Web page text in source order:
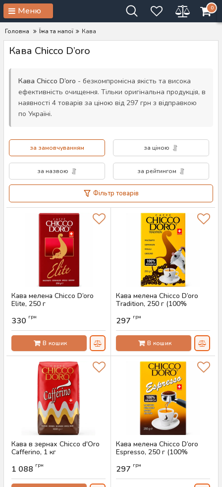
Меню 0
Головна Їжа та напої Кава
Кава Chicco D’oro
Кава Chicco D’oro - безкомпромісна якість та висока
ефективність очищення. Тільки оригінальна продукція, в
наявності 4 товарів за ціною від 297 грн з відправкою
по Україні.
за замовчуванням за ціною
за назвою за рейтингом
Фільтр товарів
Кава мелена Chicco D’oro
Elite, 250 г
330 грн
В кошик
Кава мелена Chicco D’oro
Тradition, 250 г (100%
арабіка)
Артикул:
297 грн
В кошик
Кава в зернах Chicco d'Oro
Cafferino, 1 кг
1 088 грн
Кава мелена Chicco D’oro
Espresso, 250 г (100%
арабіка)
Артикул:
297 грн